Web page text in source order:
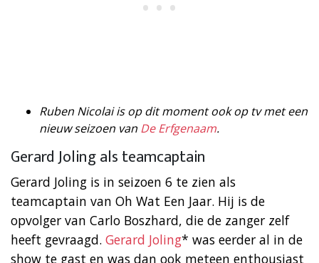
Ruben Nicolai is op dit moment ook op tv met een
nieuw seizoen van De Erfgenaam.
Gerard Joling als teamcaptain
Gerard Joling is in seizoen 6 te zien als
teamcaptain van Oh Wat Een Jaar. Hij is de
opvolger van Carlo Boszhard, die de zanger zelf
heeft gevraagd. Gerard Joling* was eerder al in de
show te gast en was dan ook meteen enthousiast